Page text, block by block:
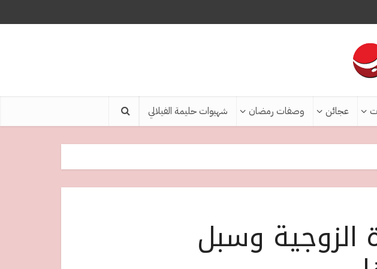
عجائن وصفات رمضان شهيوات حليمة الفيلالي
الزوجية وسبل